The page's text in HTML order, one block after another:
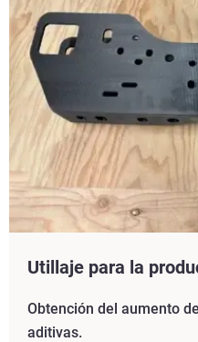
Utillaje para la
Obtención del aumento
aditivas.